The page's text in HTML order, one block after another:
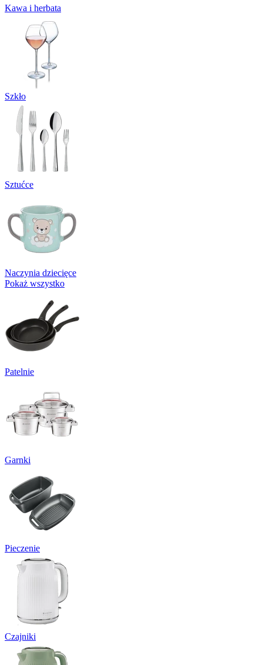
Kawa i herbata
Szkło
Sztućce
Naczynia dziecięce
Pokaż wszystko
Patelnie
Garnki
Pieczenie
Czajniki